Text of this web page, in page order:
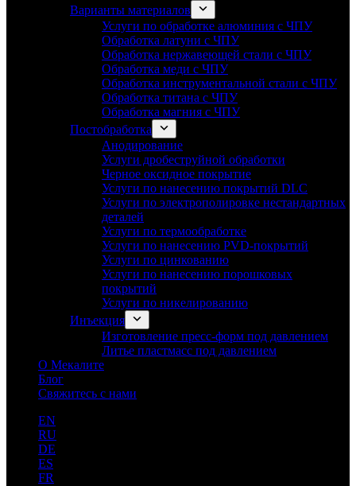
Варианты материалов
Услуги по обработке алюминия с ЧПУ
Обработка латуни с ЧПУ
Обработка нержавеющей стали с ЧПУ
Обработка меди с ЧПУ
Обработка инструментальной стали с ЧПУ
Обработка титана с ЧПУ
Обработка магния с ЧПУ
Постобработка
Анодирование
Услуги дробеструйной обработки
Черное оксидное покрытие
Услуги по нанесению покрытий DLC
Услуги по электрополировке нестандартных
деталей
Услуги по термообработке
Услуги по нанесению PVD-покрытий
Услуги по цинкованию
Услуги по нанесению порошковых
покрытий
Услуги по никелированию
Инъекция
Изготовление пресс-форм под давлением
Литье пластмасс под давлением
О Мекалите
Блог
Свяжитесь с нами
EN
RU
DE
ES
FR